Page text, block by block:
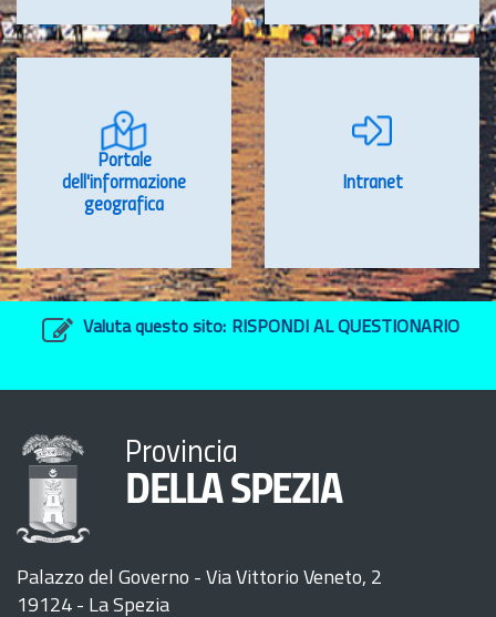
Portale
dell'informazione
geografica
Intranet
Valuta questo sito: RISPONDI AL QUESTIONARIO
Provincia
DELLA SPEZIA
Palazzo del Governo - Via Vittorio Veneto, 2
19124 - La Spezia